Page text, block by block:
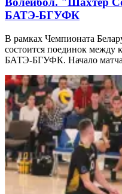
БАТЭ-БГУФК
В рамках Чемпионата
состоится поединок
БАТЭ-БГУФК. Начало матча